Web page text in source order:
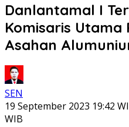
Danlantamal I
Komisaris Utama
Asahan
SEN
19 September 2023 19:42
WIB